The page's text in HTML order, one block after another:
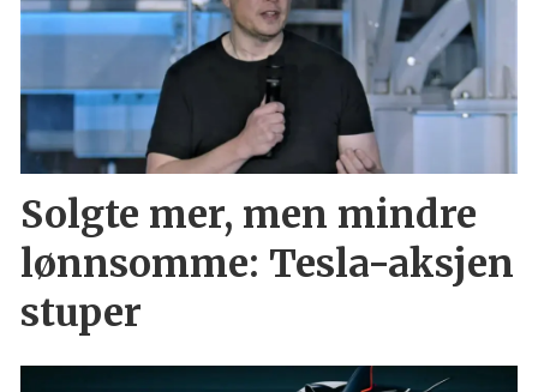
Solgte mer, men mindre
lønnsomme: Tesla-aksjen
stuper